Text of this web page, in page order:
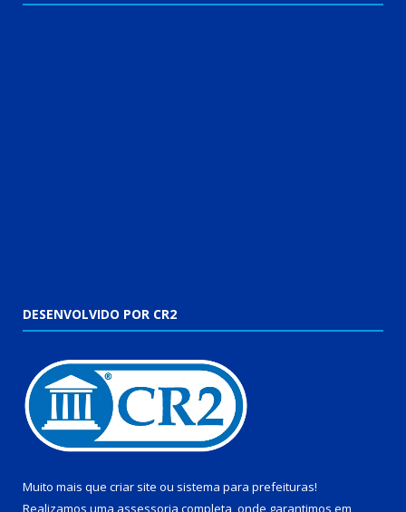
DESENVOLVIDO POR CR2
Muito mais que criar site ou sistema para prefeituras!
Realizamos uma assessoria completa, onde garantimos em